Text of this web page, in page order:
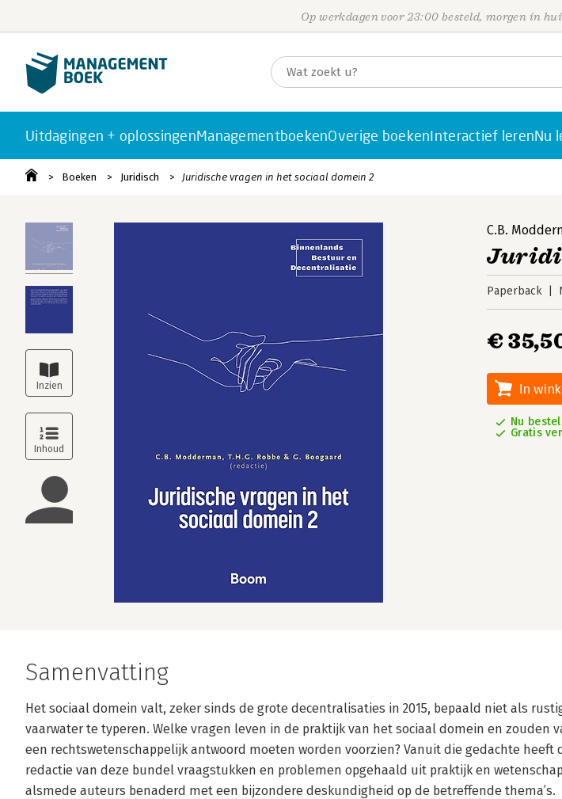
Op werkdagen voor 23:00 besteld, morgen in
Uitdagingen + oplossingenManagementboekenOverige boekenInteractief lerenNu
Boeken Juridisch Juridische vragen in het sociaal domein 2
C.B.
Paperback
€
In
Nu
Gratis
Samenvatting
Het sociaal domein valt, zeker sinds de grote decentralisaties in 2015, bepaald niet als
vaarwater te typeren. Welke vragen leven in de praktijk van het sociaal domein en zouden
een rechtswetenschappelijk antwoord moeten worden voorzien? Vanuit die gedachte heeft
redactie van deze bundel vraagstukken en problemen opgehaald uit praktijk en
alsmede auteurs benaderd met een bijzondere deskundigheid op de betreffende thema’s.